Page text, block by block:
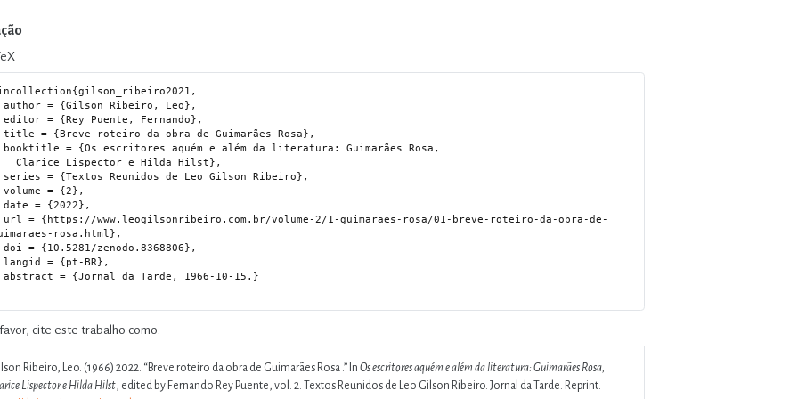
Leo},
Rosa},
e Hilda Hilst},
rosa.html},
10-15.}
cite este trabalho como:
Ribeiro, Leo. (1966) 2022. “Breve roteiro da obra de Guimarães Rosa .” InOs escritores aquém e além da literatura: Guimarães Rosa,
Lispector e Hilda Hilst, edited by Fernando Rey Puente, vol. 2. Textos Reunidos de Leo Gilson Ribeiro. Jornal da Tarde. Reprint.